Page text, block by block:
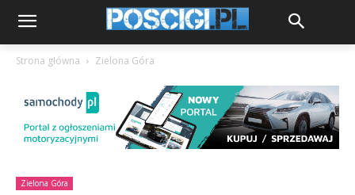
Strona główna Zielona Góra
Zielona Góra